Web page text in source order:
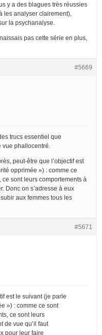
y a des blagues très réussies
les analyser clairement),
la psychanalyse.
pas cette série en plus,
#5669
trucs essentiel que
vue phallocentré.
peut-être que l’objectif est
opprimée ») : comme ce
sont leurs comportements à
Donc on s’adresse à eux
aux femmes tous les
#5671
est le suivant (je parle
») : comme ce sont
ce sont leurs
de vue qu’il faut
pour leur faire